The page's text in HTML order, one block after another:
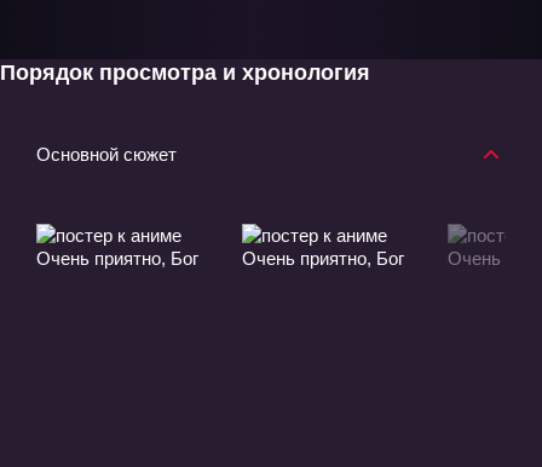
Порядок просмотра и хронология
Основной сюжет